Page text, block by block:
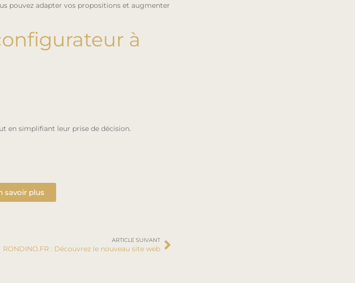
pouvez adapter vos propositions et augmenter
à
en simplifiant leur prise de décision.
savoir plus
ARTICLE SUIVANT
RONDINO.FR : Découvrez le nouveau site web